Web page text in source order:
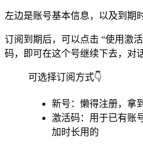
左边是账号基本信息，以及到期
订阅到期后，可以点击 “使用激
码，即可在这个号继续下去，对
可选择订阅方式👇
新号：懒得注册，拿
激活码：用于已有账
加时长用的